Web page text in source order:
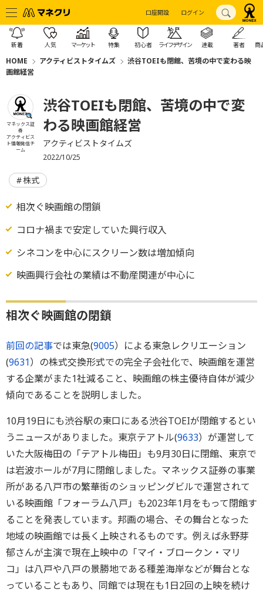
口座開設 ログイン
新着 人気 マーケット 特集 初心者 ライフデザイン 連載 著者 商
HOME アクティビストタイムズ
渋谷TOEIも閉館、苦境の中で変わる映
画館経営
マネックス証
券
アクティビス
ト情報発信チ
ーム
渋谷TOEIも閉館、苦境の中で変
わる映画館経営
アクティビストタイムズ
2022/10/25
株式
相次ぐ映画館の閉鎖
コロナ禍まで安定していた興行収入
シネコンを中心にスクリーン数は増加傾向
映画興行会社の業績は不動産関連が中心に
相次ぐ映画館の閉鎖
前回の記事では東急(9005）による東急レクリエーション
(9631）の株式交換形式での完全子会社化で、映画館を運営
する企業がまた1社減ること、映画館の株主優待自体が減少
傾向であることを説明しました。
10月19日にも渋谷駅の東口にある渋谷TOEIが閉館するとい
うニュースがありました。東京テアトル(9633）が運営して
いた大阪梅田の「テアトル梅田」も9月30日に閉館、東京で
は岩波ホールが7月に閉館しました。マネックス証券の事業
所がある八戸市の繁華街のショッピングビルで運営されて
いる映画館「フォーラム八戸」も2023年1月をもって閉館す
ることを発表しています。邦画の場合、その舞台となった
地域の映画館では長く上映されるものです。例えば永野芽
郁さんが主演で現在上映中の「マイ・ブロークン・マリ
コ」は八戸や八戸の景勝地である種差海岸などが舞台とな
っていることもあり、同館では現在も1日2回の上映を続け